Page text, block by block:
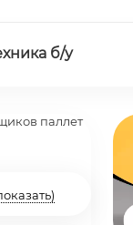
б/у
паллет